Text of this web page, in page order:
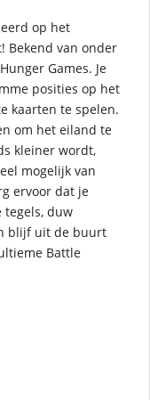
op het
Bekend van onder
Games. Je
posities op het
kaarten te spelen.
om het eiland te
kleiner wordt,
mogelijk van
ervoor dat je
duw
blijf uit de buurt
Battle